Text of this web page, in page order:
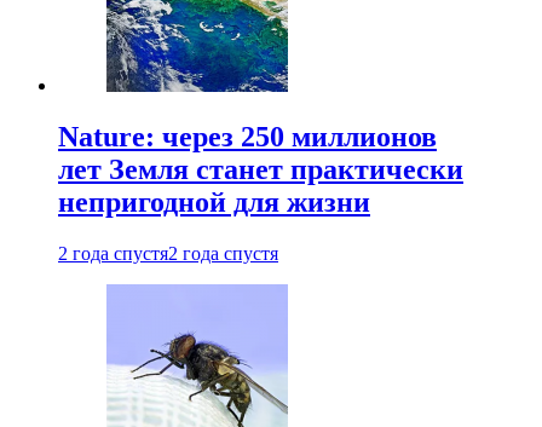
Nature: через 250 миллионов
лет Земля станет практически
непригодной для жизни
2 года спустя2 года спустя